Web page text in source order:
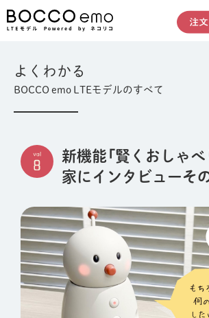
よくわかる
BOCCO emo LTEモデルのすべて
新機能「賢くおしゃ
家にインタビューそ